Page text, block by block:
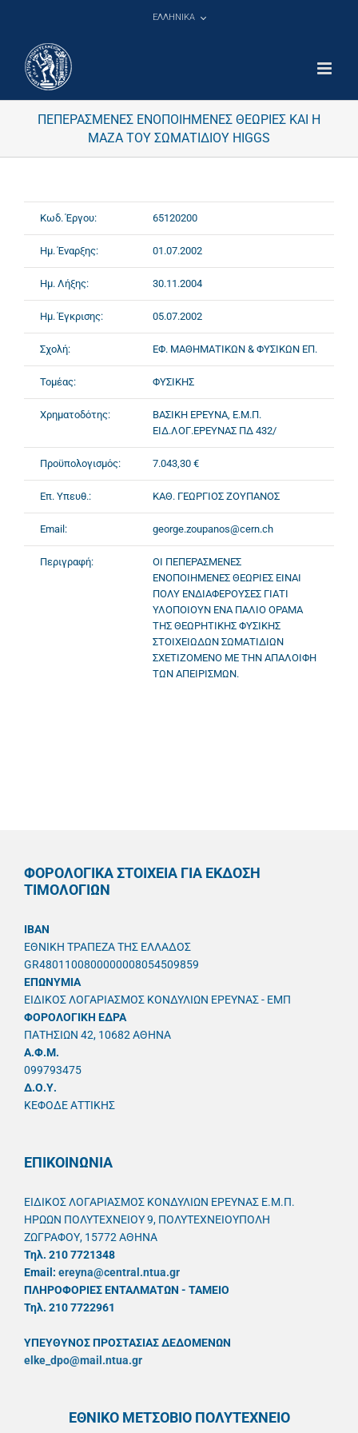
ΕΛΛΗΝΙΚΑ
ΠΕΠΕΡΑΣΜΕΝΕΣ ΕΝΟΠΟΙΗΜΕΝΕΣ ΘΕΩΡΙΕΣ ΚΑΙ Η
ΜΑΖΑ ΤΟΥ ΣΩΜΑΤΙΔΙΟΥ HIGGS
Κωδ. Έργου: 65120200
Ημ. Έναρξης: 01.07.2002
Ημ. Λήξης: 30.11.2004
Ημ. Έγκρισης: 05.07.2002
Σχολή: ΕΦ. ΜΑΘΗΜΑΤΙΚΩΝ & ΦΥΣΙΚΩΝ ΕΠ.
Τομέας: ΦΥΣΙΚΗΣ
Χρηματοδότης:
ΒΑΣΙΚΗ ΕΡΕΥΝΑ, Ε.Μ.Π.
ΕΙΔ.ΛΟΓ.ΕΡΕΥΝΑΣ ΠΔ 432/
Προϋπολογισμός: 7.043,30 €
Επ. Υπευθ.: ΚΑΘ. ΓΕΩΡΓΙΟΣ ΖΟΥΠΑΝΟΣ
Email: george.zoupanos@cern.ch
Περιγραφή:
ΟΙ ΠΕΠΕΡΑΣΜΕΝΕΣ
ΕΝΟΠΟΙΗΜΕΝΕΣ ΘΕΩΡΙΕΣ ΕΙΝΑΙ
ΠΟΛΥ ΕΝΔΙΑΦΕΡΟΥΣΕΣ ΓΙΑΤΙ
ΥΛΟΠΟΙΟΥΝ ΕΝΑ ΠΑΛΙΟ ΟΡΑΜΑ
ΤΗΣ ΘΕΩΡΗΤΙΚΗΣ ΦΥΣΙΚΗΣ
ΣΤΟΙΧΕΙΩΔΩΝ ΣΩΜΑΤΙΔΙΩΝ
ΣΧΕΤΙΖΟΜΕΝΟ ΜΕ ΤΗΝ ΑΠΑΛΟΙΦΗ
ΤΩΝ ΑΠΕΙΡΙΣΜΩΝ.
ΦΟΡΟΛΟΓΙΚΑ ΣΤΟΙΧΕΙΑ ΓΙΑ ΕΚΔΟΣΗ
ΤΙΜΟΛΟΓΙΩΝ
IBAN
ΕΘΝΙΚΗ ΤΡΑΠΕΖΑ ΤΗΣ ΕΛΛΑΔΟΣ
GR4801100800000008054509859
ΕΠΩΝΥΜΙΑ
ΕΙΔΙΚΟΣ ΛΟΓΑΡΙΑΣΜΟΣ ΚΟΝΔΥΛΙΩΝ ΕΡΕΥΝΑΣ - ΕΜΠ
ΦΟΡΟΛΟΓΙΚΗ ΕΔΡΑ
ΠΑΤΗΣΙΩΝ 42, 10682 ΑΘΗΝΑ
A.Φ.Μ.
099793475
Δ.Ο.Υ.
ΚΕΦΟΔΕ ΑΤΤΙΚΗΣ
ΕΠΙΚΟΙΝΩΝΙΑ
ΕΙΔΙΚΟΣ ΛΟΓΑΡΙΑΣΜΟΣ ΚΟΝΔΥΛΙΩΝ ΕΡΕΥΝΑΣ Ε.Μ.Π.
ΗΡΩΩΝ ΠΟΛΥΤΕΧΝΕΙΟΥ 9, ΠΟΛΥΤΕΧΝΕΙΟΥΠΟΛΗ
ΖΩΓΡΑΦΟΥ, 15772 ΑΘΗΝΑ
Τηλ. 210 7721348
Email: ereyna@central.ntua.gr
ΠΛΗΡΟΦΟΡΙΕΣ ΕΝΤΑΛΜΑΤΩΝ - ΤΑΜΕΙΟ
Τηλ. 210 7722961
ΥΠΕΥΘYΝΟΣ ΠΡΟΣΤΑΣΙΑΣ ΔΕΔΟΜΕΝΩΝ
elke_dpo@mail.ntua.gr
ΕΘΝΙΚΟ ΜΕΤΣΟΒΙΟ ΠΟΛΥΤΕΧΝΕΙΟ